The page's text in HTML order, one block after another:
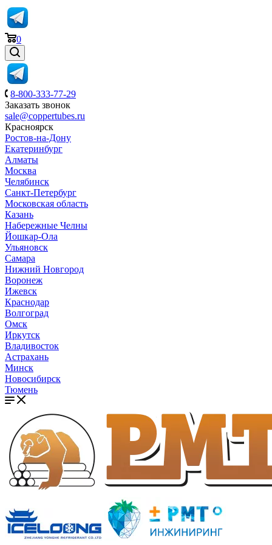
0
8-800-333-77-29
Заказать звонок
sale@coppertubes.ru
Красноярск
Ростов-на-Дону
Екатеринбург
Алматы
Москва
Челябинск
Санкт-Петербург
Московская область
Казань
Набережные Челны
Йошкар-Ола
Ульяновск
Самара
Нижний Новгород
Воронеж
Ижевск
Краснодар
Волгоград
Омск
Иркутск
Владивосток
Астрахань
Минск
Новосибирск
Тюмень